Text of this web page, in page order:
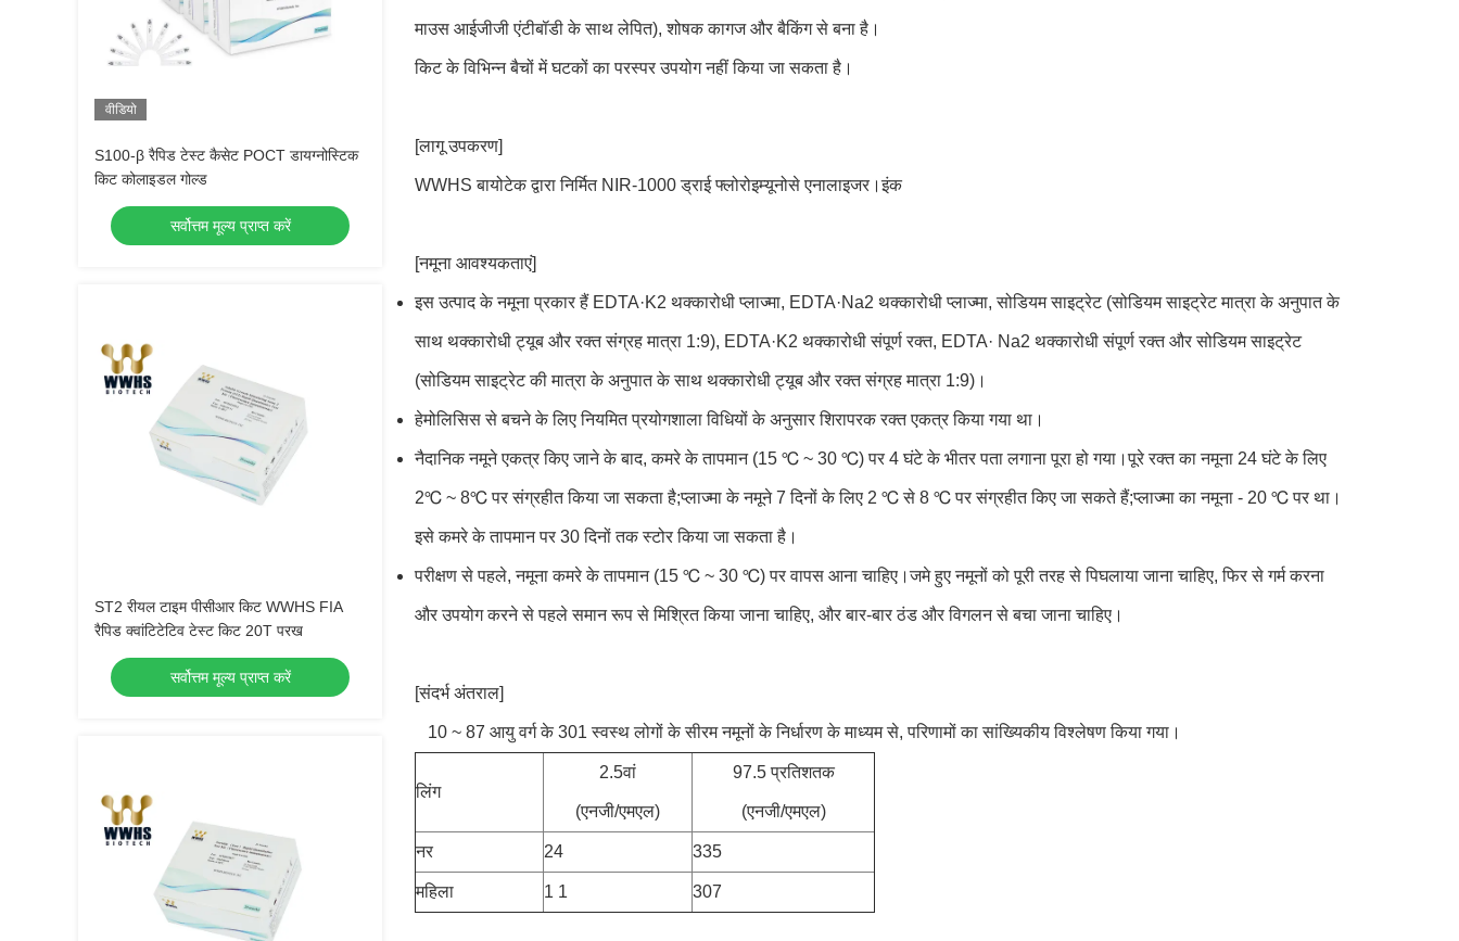
वीडियो
S100-β रैपिड टेस्ट कैसेट POCT डायग्नोस्टिक
किट कोलाइडल गोल्ड
सर्वोत्तम मूल्य प्राप्त करें
ST2 रीयल टाइम पीसीआर किट WWHS FIA
रैपिड क्वांटिटेटिव टेस्ट किट 20T परख
सर्वोत्तम मूल्य प्राप्त करें
माउस आईजीजी एंटीबॉडी के साथ लेपित), शोषक कागज और बैकिंग से बना है।
किट के विभिन्न बैचों में घटकों का परस्पर उपयोग नहीं किया जा सकता है।
[लागू उपकरण]
WWHS बायोटेक द्वारा निर्मित NIR-1000 ड्राई फ्लोरोइम्यूनोसे एनालाइजर।इंक
[नमूना आवश्यकताएं]
इस उत्पाद के नमूना प्रकार हैं EDTA·K2 थक्कारोधी प्लाज्मा, EDTA·Na2 थक्कारोधी प्लाज्मा, सोडियम साइट्रेट (सोडियम साइट्रेट मात्रा के अनुपात के
साथ थक्कारोधी ट्यूब और रक्त संग्रह मात्रा 1:9), EDTA·K2 थक्कारोधी संपूर्ण रक्त, EDTA· Na2 थक्कारोधी संपूर्ण रक्त और सोडियम साइट्रेट
(सोडियम साइट्रेट की मात्रा के अनुपात के साथ थक्कारोधी ट्यूब और रक्त संग्रह मात्रा 1:9)।
हेमोलिसिस से बचने के लिए नियमित प्रयोगशाला विधियों के अनुसार शिरापरक रक्त एकत्र किया गया था।
नैदानिक ​​​​नमूने एकत्र किए जाने के बाद, कमरे के तापमान (15 ℃ ~ 30 ℃) पर 4 घंटे के भीतर पता लगाना पूरा हो गया।पूरे रक्त का नमूना 24 घंटे के लिए
2℃ ~ 8℃ पर संग्रहीत किया जा सकता है;प्लाज्मा के नमूने 7 दिनों के लिए 2 ℃ से 8 ℃ पर संग्रहीत किए जा सकते हैं;प्लाज्मा का नमूना - 20 ℃ पर था।
इसे कमरे के तापमान पर 30 दिनों तक स्टोर किया जा सकता है।
परीक्षण से पहले, नमूना कमरे के तापमान (15 ℃ ~ 30 ℃) पर वापस आना चाहिए।जमे हुए नमूनों को पूरी तरह से पिघलाया जाना चाहिए, फिर से गर्म करना
और उपयोग करने से पहले समान रूप से मिश्रित किया जाना चाहिए, और बार-बार ठंड और विगलन से बचा जाना चाहिए।
[संदर्भ अंतराल]
10 ~ 87 आयु वर्ग के 301 स्वस्थ लोगों के सीरम नमूनों के निर्धारण के माध्यम से, परिणामों का सांख्यिकीय विश्लेषण किया गया।
लिंग
2.5वां
(एनजी/एमएल)
97.5 प्रतिशतक
(एनजी/एमएल)
नर 24 335
महिला 1 1 307